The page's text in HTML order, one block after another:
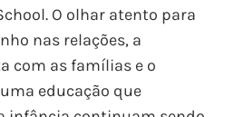
O olhar atento para
nas relações, a
com as famílias e o
educação que